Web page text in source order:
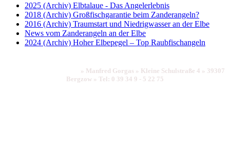
2025 (Archiv) Elbtalaue - Das Angelerlebnis
2018 (Archiv) Großfischgarantie beim Zanderangeln?
2016 (Archiv) Traumstart und Niedrigwasser an der Elbe
News vom Zanderangeln an der Elbe
2024 (Archiv) Hoher Elbepegel – Top Raubfischangeln
» Manfred Gorgas » Kleine Schulstraße 4 » 39307
Bergzow » Tel: 0 39 34 9 - 5 22 75